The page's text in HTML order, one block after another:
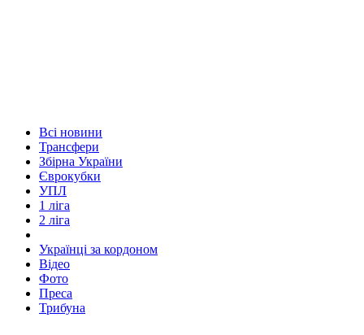
Всі новини
Трансфери
Збірна України
Єврокубки
УПЛ
1 ліга
2 ліга
Українці за кордоном
Відео
Фото
Преса
Трибуна